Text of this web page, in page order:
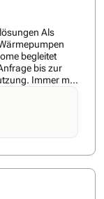
Als
begleitet
bis zur
Immer mit
Expertise zu
Energiekosten
Persönliche
an